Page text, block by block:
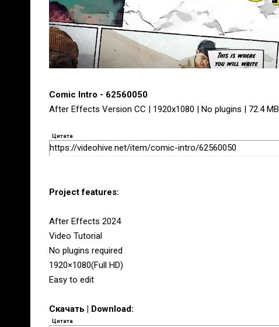
Comic Intro - 62560050
After Effects Version CC | 1920x1080 | No plugins | 72.4 MB
Цитата
https://videohive.net/item/comic-intro/62560050
Project features:
After Effects 2024
Video Tutorial
No plugins required
1920×1080(Full HD)
Easy to edit
Скачать | Download:
Цитата